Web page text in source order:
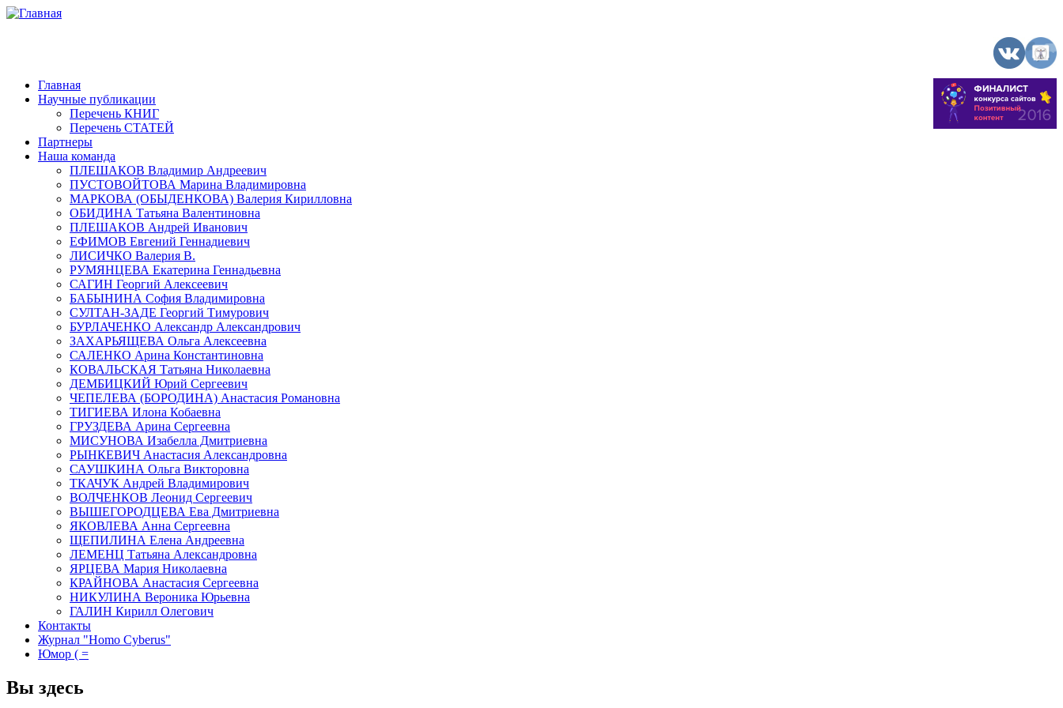
Главная
Научные публикации
Перечень КНИГ
Перечень СТАТЕЙ
Партнеры
Наша команда
ПЛЕШАКОВ Владимир Андреевич
ПУСТОВОЙТОВА Марина Владимировна
МАРКОВА (ОБЫДЕНКОВА) Валерия Кирилловна
ОБИДИНА Татьяна Валентиновна
ПЛЕШАКОВ Андрей Иванович
ЕФИМОВ Евгений Геннадиевич
ЛИСИЧКО Валерия В.
РУМЯНЦЕВА Екатерина Геннадьевна
САГИН Георгий Алексеевич
БАБЫНИНА София Владимировна
СУЛТАН-ЗАДЕ Георгий Тимурович
БУРЛАЧЕНКО Александр Александрович
ЗАХАРЬЯЩЕВА Ольга Алексеевна
САЛЕНКО Арина Константиновна
КОВАЛЬСКАЯ Татьяна Николаевна
ДЕМБИЦКИЙ Юрий Сергеевич
ЧЕПЕЛЕВА (БОРОДИНА) Анастасия Романовна
ТИГИЕВА Илона Кобаевна
ГРУЗДЕВА Арина Сергеевна
МИСУНОВА Изабелла Дмитриевна
РЫНКЕВИЧ Анастасия Александровна
САУШКИНА Ольга Викторовна
ТКАЧУК Андрей Владимирович
ВОЛЧЕНКОВ Леонид Сергеевич
ВЫШЕГОРОДЦЕВА Ева Дмитриевна
ЯКОВЛЕВА Анна Сергеевна
ЩЕПИЛИНА Елена Андреевна
ЛЕМЕНЦ Татьяна Александровна
ЯРЦЕВА Мария Николаевна
КРАЙНОВА Анастасия Сергеевна
НИКУЛИНА Вероника Юрьевна
ГАЛИН Кирилл Олегович
Контакты
Журнал "Homo Cyberus"
Юмор ( =
Вы здесь